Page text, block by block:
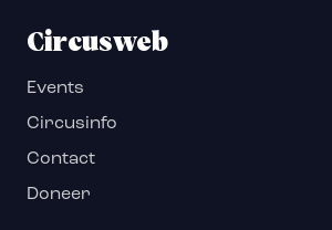
Circusweb
Events
Circusinfo
Contact
Doneer